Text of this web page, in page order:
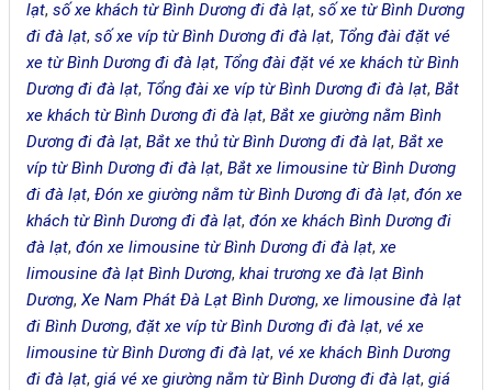
lạt,số xe khách từ Bình Dương đi đà lạt,số xe từ Bình Dương
đi đà lạt,số xe víp từ Bình Dương đi đà lạt, Tổng đài đặt vé
xe từ Bình Dương đi đà lạt, Tổng đài đặt vé xe khách từ Bình
Dương đi đà lạt, Tổng đài xe víp từ Bình Dương đi đà lạt,Bắt
xe khách từ Bình Dương đi đà lạt,Bắt xe giường nằm Bình
Dương đi đà lạt,Bắt xe thủ từ Bình Dương đi đà lạt,Bắt xe
víp từ Bình Dương đi đà lạt,Bắt xe limousine từ Bình Dương
đi đà lạt,Đón xe giường nằm từ Bình Dương đi đà lạt,đón xe
khách từ Bình Dương đi đà lạt,đón xe khách Bình Dương đi
đà lạt,đón xe limousine từ Bình Dương đi đà lạt,xe
limousine đà lạt Bình Dương,khai trương xe đà lạt Bình
Dương,Xe Nam Phát Đà Lạt Bình Dương,xe limousine đà lạt
đi Bình Dương,đặt xe víp từ Bình Dương đi đà lạt, vé xe
limousine từ Bình Dương đi đà lạt, vé xe khách Bình Dương
đi đà lạt,giá vé xe giường nằm từ Bình Dương đi đà lạt,giá